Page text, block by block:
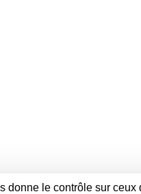
donne le contrôle sur ceux